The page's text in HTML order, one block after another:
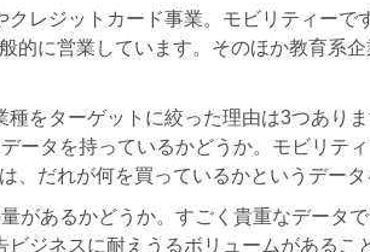
クレジットカード事業。モビリティーで
的に営業しています。そのほか教育系
種をターゲットに絞った理由は3つありま
ータを持っているかどうか。モビリテ
、だれが何を買っているかというデータ
があるかどうか。すごく貴重なデータ
ビジネスに耐えうるボリュームがあるこ